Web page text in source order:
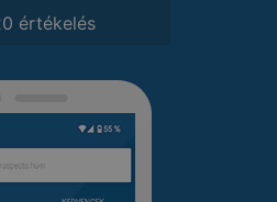
értékelés